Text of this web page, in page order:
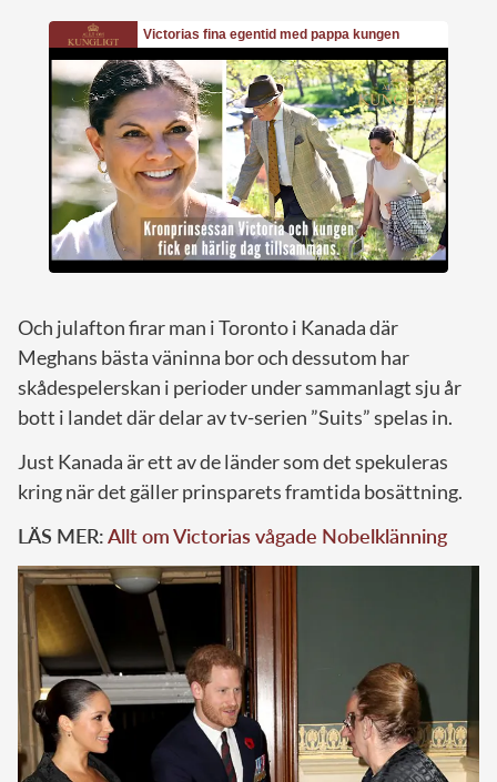
Och julafton firar man i Toronto i Kanada där
Meghans bästa väninna bor och dessutom har
skådespelerskan i perioder under sammanlagt sju år
bott i landet där delar av tv-serien ”Suits” spelas in.
Just Kanada är ett av de länder som det spekuleras
kring när det gäller prinsparets framtida bosättning.
LÄS MER:Allt om Victorias vågade Nobelklänning